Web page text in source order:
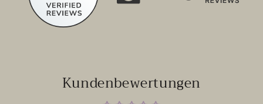
Kundenbewertungen